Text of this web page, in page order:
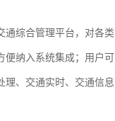
通综合管理平台，对各类
纳入系统集成；用户可
理、交通实时、交通信息